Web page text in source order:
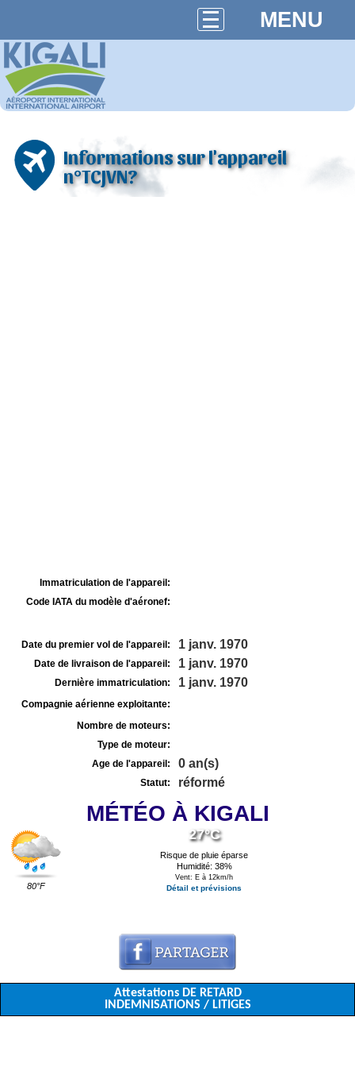
MENU
Informations sur l'appareil
n°TCJVN?
Immatriculation de l'appareil:
Code IATA du modèle d'aéronef:
Date du premier vol de l'appareil: 1 janv. 1970
Date de livraison de l'appareil: 1 janv. 1970
Dernière immatriculation: 1 janv. 1970
Compagnie aérienne exploitante:
Nombre de moteurs:
Type de moteur:
Age de l'appareil:
0 an(s)
Statut: réformé
MÉTÉO À KIGALI
80°F
27°C
Risque de pluie éparse
Humidité: 38%
Vent: E à 12km/h
Détail et prévisions
Attestations DE RETARD
INDEMNISATIONS / LITIGES